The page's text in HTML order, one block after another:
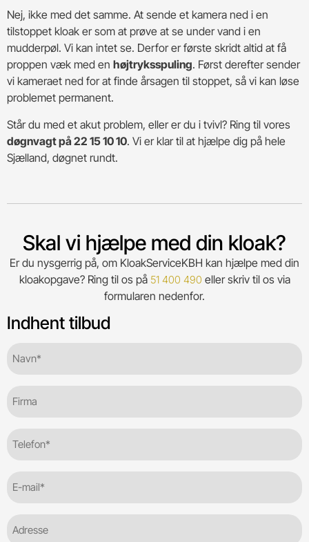
Nej, ikke med det samme. At sende et kamera ned i en
tilstoppet kloak er som at prøve at se under vand i en
mudderpøl. Vi kan intet se. Derfor er første skridt altid at få
proppen væk med en højtryksspuling. Først derefter sender
vi kameraet ned for at finde årsagen til stoppet, så vi kan løse
problemet permanent.
Står du med et akut problem, eller er du i tvivl? Ring til vores
døgnvagt på 22 15 10 10. Vi er klar til at hjælpe dig på hele
Sjælland, døgnet rundt.
Skal vi hjælpe med din kloak?
Er du nysgerrig på, om KloakServiceKBH kan hjælpe med din
kloakopgave? Ring til os på 51 400 490 eller skriv til os via
formularen nedenfor.
Indhent tilbud
(Required)
(Required)
mail